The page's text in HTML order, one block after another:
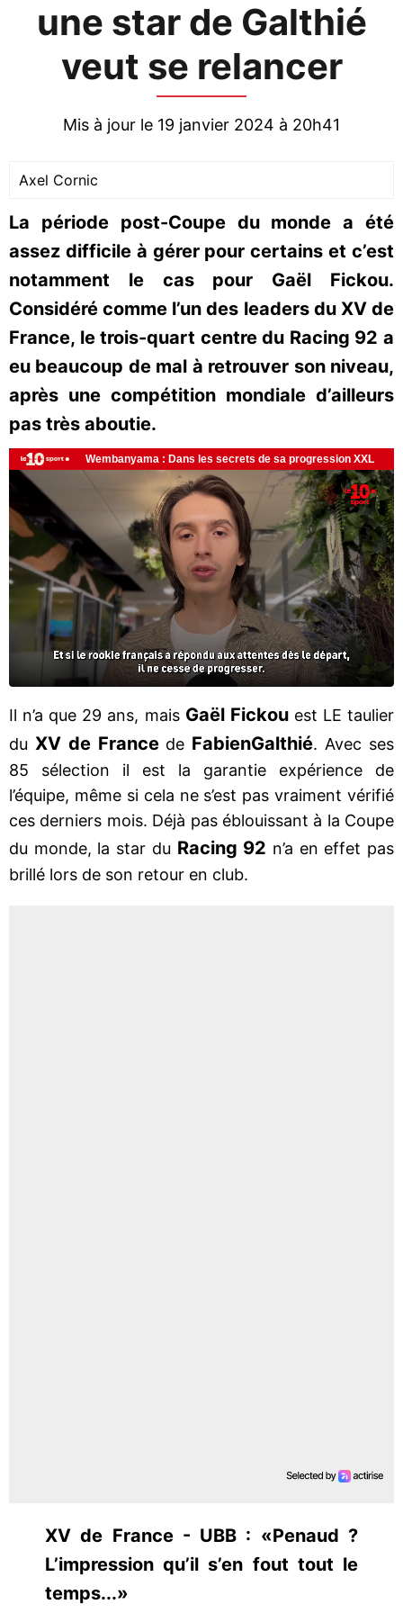
une star de Galthié
veut se relancer
Mis à jour le 19 janvier 2024 à 20h41
Axel Cornic
La période post-Coupe du monde a été
assez difficile à gérer pour certains et c’est
notamment le cas pour Gaël Fickou.
Considéré comme l’un des leaders du XV de
France, le trois-quart centre du Racing 92 a
eu beaucoup de mal à retrouver son niveau,
après une compétition mondiale d’ailleurs
pas très aboutie.
Il n’a que 29 ans, mais Gaël Fickouest LE taulier
du XV de Francede FabienGalthié. Avec ses
85 sélection il est la garantie expérience de
l’équipe, même si cela ne s’est pas vraiment vérifié
ces derniers mois. Déjà pas éblouissant à la Coupe
du monde, la star du Racing 92 n’a en effet pas
brillé lors de son retour en club.
XV de France - UBB : «Penaud ?
L’impression qu’il s’en fout tout le
temps...»